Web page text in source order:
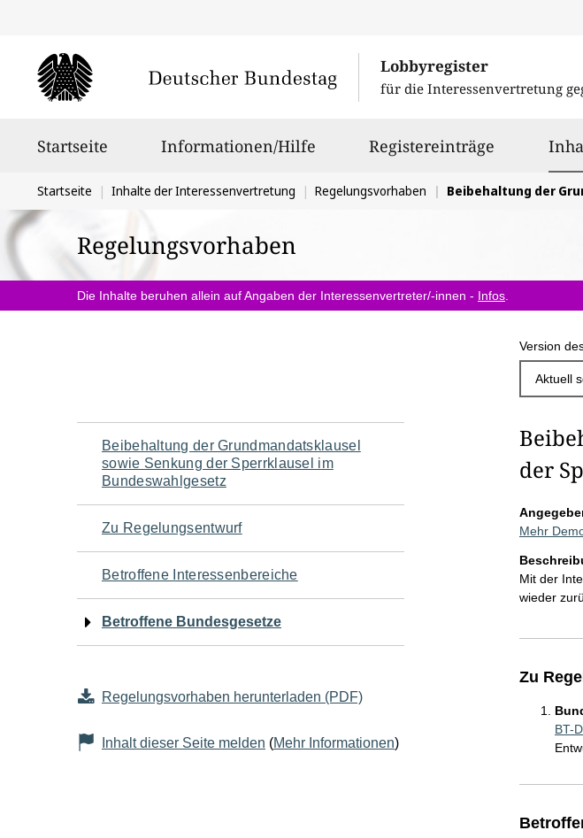
Lobbyregister
für die Interessenvertretung
Startseite Informationen/Hilfe Registereinträge
Sie
befinden
sich
hier:
Startseite Inhalte der Interessenvertretung Regelungsvorhaben Beibehaltung der Grundmandatsklausel sowie
Regelungsvorhaben
Die Inhalte beruhen allein auf Angaben der Interessenvertreter/-innen - Infos
Version
Navigation
für
den
Seiteninhalt
Beibehaltung der Grundmandatsklausel
sowie Senkung der Sperrklausel im
Bundeswahlgesetz
Zu Regelungsentwurf
Betroffene Interessenbereiche
Betroffene Bundesgesetze
Regelungsvorhaben herunterladen (PDF)
Inhalt dieser Seite melden (Mehr Informationen)
der
Mehr
Mit der
wieder
Zu
BT-